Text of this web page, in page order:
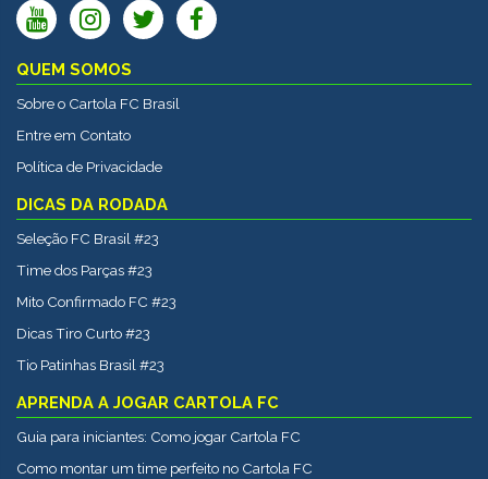
QUEM SOMOS
Sobre o Cartola FC Brasil
Entre em Contato
Política de Privacidade
DICAS DA RODADA
Seleção FC Brasil #23
Time dos Parças #23
Mito Confirmado FC #23
Dicas Tiro Curto #23
Tio Patinhas Brasil #23
APRENDA A JOGAR CARTOLA FC
Guia para iniciantes: Como jogar Cartola FC
Como montar um time perfeito no Cartola FC